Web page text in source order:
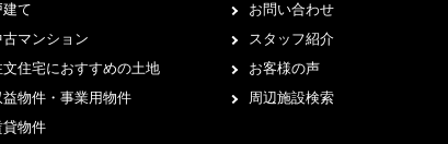
建て
古マンション
文住宅におすすめの土地
益物件・事業用物件
貸物件
お問い合わせ
スタッフ紹介
お客様の声
周辺施設検索